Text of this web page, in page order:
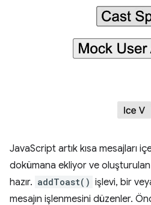
JavaScript artık kısa mesajları
dokümana ekliyor ve oluşturulan
hazır. addToast() işlevi, bir
mesajın işlenmesini düzenler.